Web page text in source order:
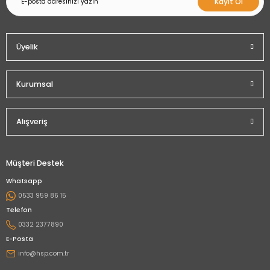
Üyelik
Kurumsal
Alışveriş
Müşteri Destek
Whatsapp
0533 959 86 15
Telefon
0332 2377890
E-Posta
info@hsp.com.tr